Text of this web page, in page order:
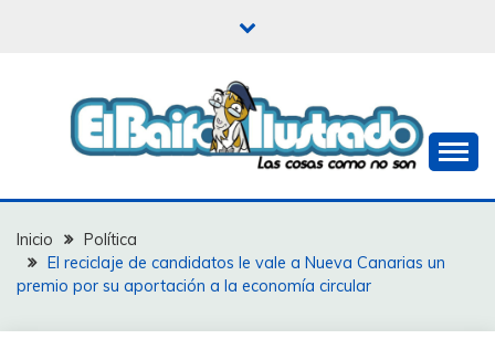
EL BAIFO ILUSTRADO
Inicio
Política
El reciclaje de candidatos le vale a Nueva Canarias un
premio por su aportación a la economía circular